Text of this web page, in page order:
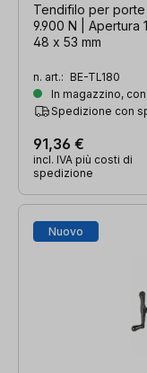
Tendifilo per
9.900 N | Apertura
48 x 53 mm
n. art.: BE-TL180
In magazzino,
Spedizione con
91,36 €
incl. IVA più costi di
spedizione
Nuovo